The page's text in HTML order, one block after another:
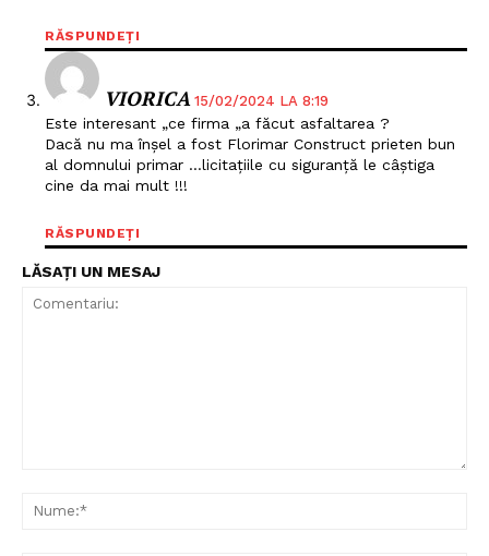
RĂSPUNDEȚI
VIORICA 15/02/2024 LA 8:19
Este interesant „ce firma „a făcut asfaltarea ?
Dacă nu ma înșel a fost Florimar Construct prieten bun
al domnului primar …licitațiile cu siguranță le câștiga
cine da mai mult !!!
RĂSPUNDEȚI
LĂSAȚI UN MESAJ